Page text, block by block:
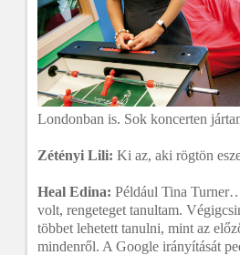
Londonban is. Sok koncerten
Zétényi Lili: Ki az, aki rögtön
Heal Edina: Például Tina
volt, rengeteget tanultam.
többet lehetett tanulni, mint az
mindenről. A Google irányítását